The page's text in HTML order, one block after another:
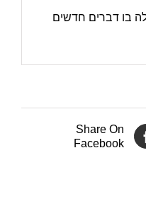
בו דברים חדשים
Share On
Facebook